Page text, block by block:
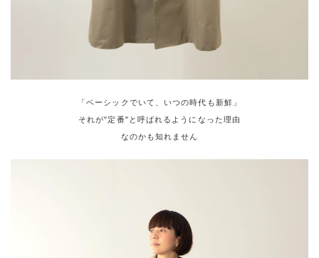
「ベーシックでいて、いつの時代も新鮮」
それが"定番"と呼ばれるようになった理由
なのかも知れません